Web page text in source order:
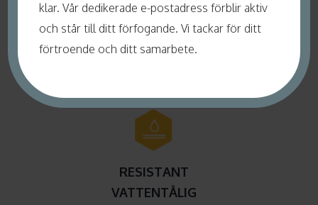
RESISTANT
VATTENTÅLIG
klar. Vår dedikerade e-postadress förblir aktiv
och står till ditt förfogande. Vi tackar för ditt
förtroende och ditt samarbete.